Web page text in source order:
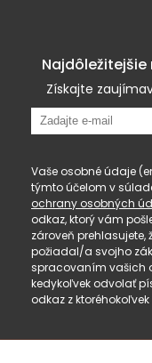
Získajte
Vaše osobné údaje
týmto účelom v
ochrany osobných
odkaz, ktorý vám
zároveň prehlasujete,
požiadal/a svojho
spracovaním vašich
kedykoľvek odvolať
odkaz z